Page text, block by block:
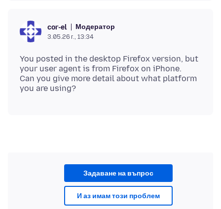
cor-el Модератор
3.05.26 г., 13:34
You posted in the desktop Firefox version, but
your user agent is from Firefox on iPhone.
Can you give more detail about what platform
Задаване на въпрос
И аз имам този проблем